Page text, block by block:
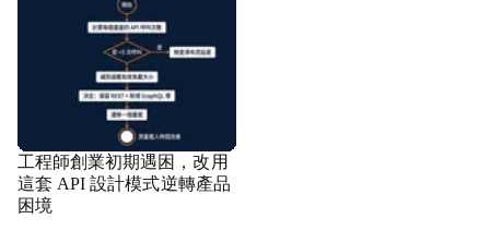
工程師創業初期遇困，改用
這套 API 設計模式逆轉產品
困境